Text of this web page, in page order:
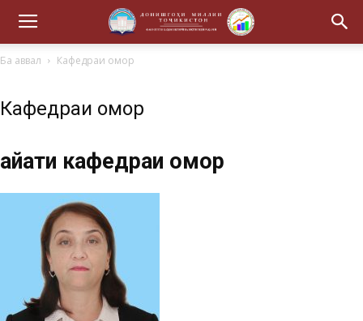
Ба аввал Кафедраи омор
Кафедраи омор
Ҳайати кафедраи омор